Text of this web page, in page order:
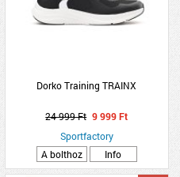
Dorko Training TRAINX
24 999 Ft 9 999 Ft
Sportfactory
A bolthoz
Info